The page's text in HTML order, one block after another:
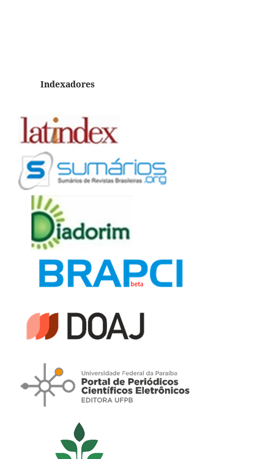
Indexadores